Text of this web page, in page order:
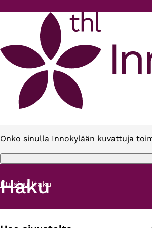
Onko sinulla Innokylään kuvattuja
Murupolku
Etusivu Haku
Haku